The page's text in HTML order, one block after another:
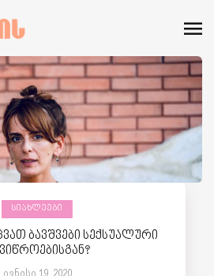
ᲡᲘᲐᲮᲚᲔᲔᲑᲘ
ბავშვები სექსუალური
ივნისი 19, 2020